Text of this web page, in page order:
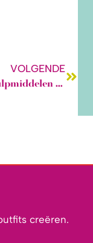
VOLGENDE
Welke hulpmiddelen heb je nodig bij patroontekenen?
creëren.